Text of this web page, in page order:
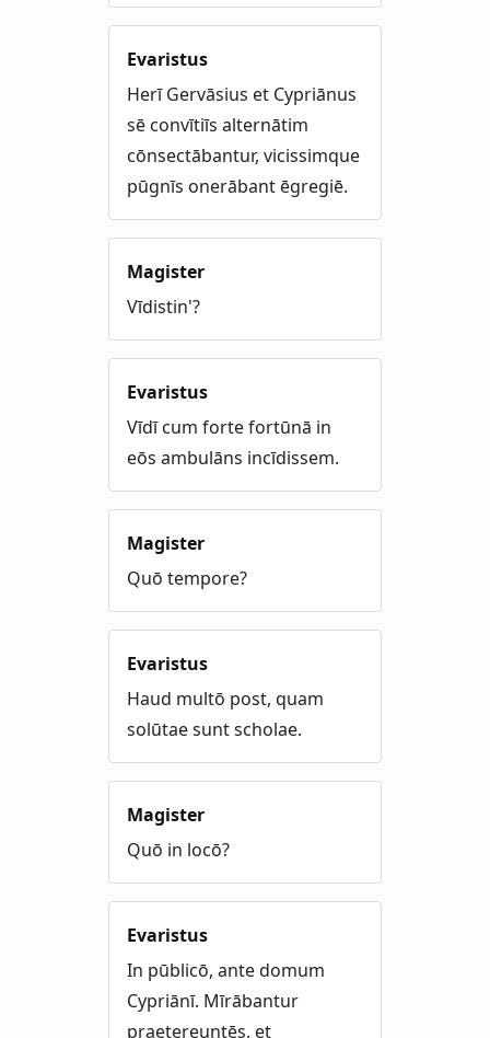
Evaristus
Herī Gervāsius et Cypriānus
sē convītiīs alternātim
cōnsectābantur, vicissimque
pūgnīs onerābant ēgregiē.
Magister
Vīdistin'?
Evaristus
Vīdī cum forte fortūnā in
eōs ambulāns incīdissem.
Magister
Quō tempore?
Evaristus
Haud multō post, quam
solūtae sunt scholae.
Magister
Quō in locō?
Evaristus
In pūblicō, ante domum
Cypriānī. Mīrābantur
praetereuntēs, et